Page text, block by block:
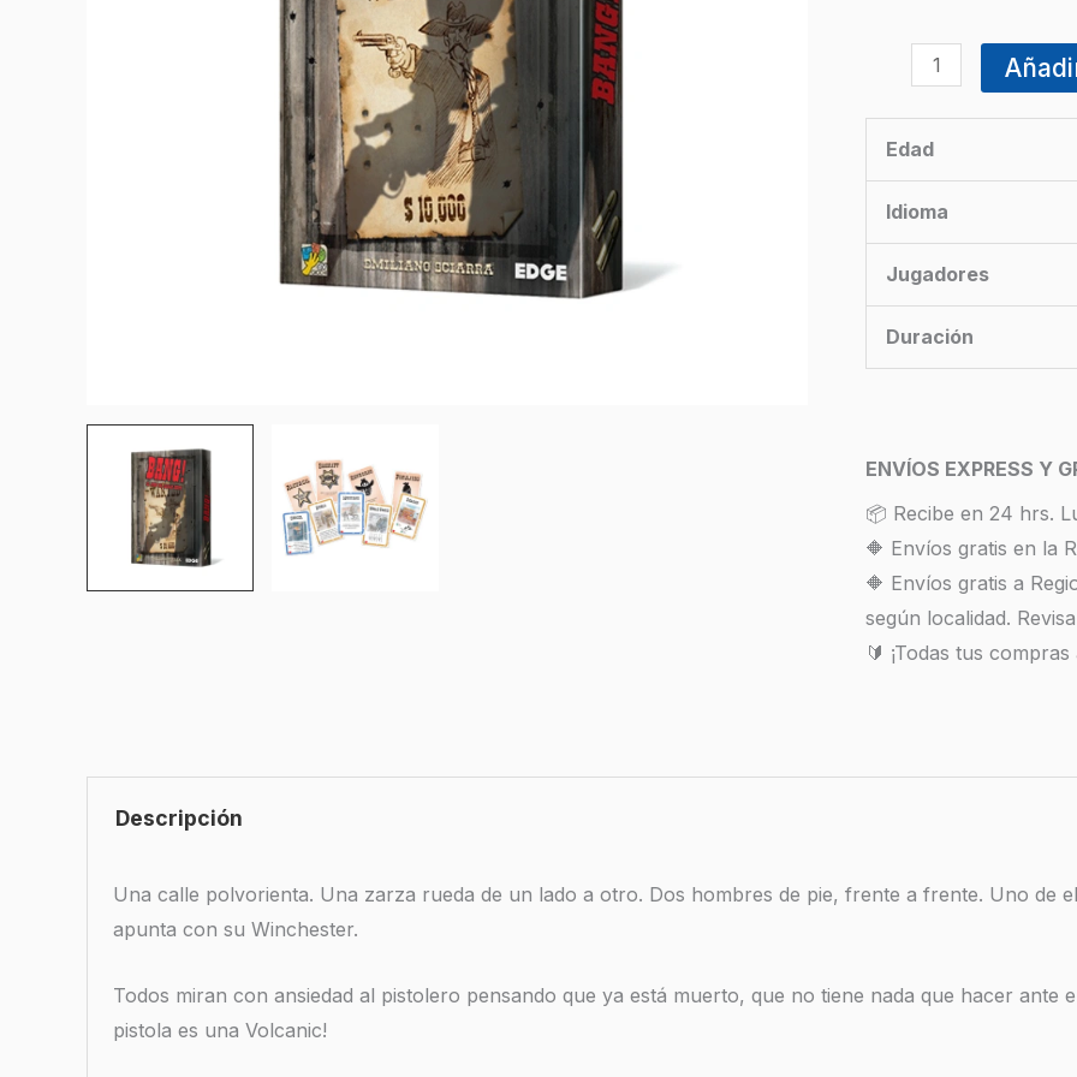
Edad
Idioma
Jugadores
Duración
ENVÍOS EXPRESS Y
📦 Recibe en 24 hrs.
🔶 Envíos gratis en la
🔶 Envíos gratis a
según localidad.
🔰 ¡Todas tus
Descripción
Una calle polvorienta. Una zarza rueda de un lado a otro. Dos hombres de pie, frente a frente. Uno de
apunta con su Winchester.
Todos miran con ansiedad al pistolero pensando que ya está muerto, que no tiene nada que hacer ante
pistola es una Volcanic!